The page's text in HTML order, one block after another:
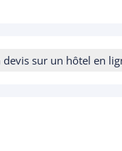
sur un hôtel en